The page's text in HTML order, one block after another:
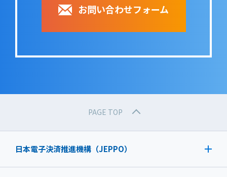
お問い合わせフォーム
PAGE TOP
日本電子決済推進機構（JEPPO）